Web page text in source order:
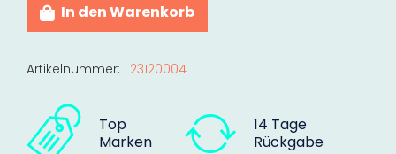
In den Warenkorb
Artikelnummer: 23120004
Top
Marken
14 Tage
Rückgabe